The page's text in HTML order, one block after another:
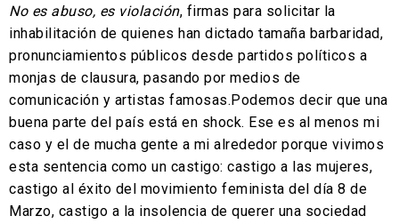
No es abuso, es violación, firmas para solicitar la
inhabilitación de quienes han dictado tamaña barbaridad,
pronunciamientos públicos desde partidos políticos a
monjas de clausura, pasando por medios de
comunicación y artistas famosas.Podemos decir que una
buena parte del país está en shock. Ese es al menos mi
caso y el de mucha gente a mi alrededor porque vivimos
esta sentencia como un castigo: castigo a las mujeres,
castigo al éxito del movimiento feminista del día 8 de
Marzo, castigo a la insolencia de querer una sociedad